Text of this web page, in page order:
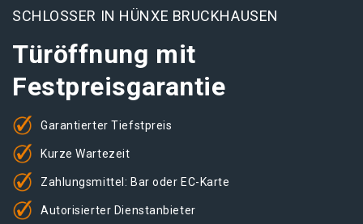
SCHLOSSER IN HÜNXE BRUCKHAUSEN
Türöffnung mit
Festpreisgarantie
Garantierter Tiefstpreis
Kurze Wartezeit
Zahlungsmittel: Bar oder EC-Karte
Autorisierter Dienstanbieter